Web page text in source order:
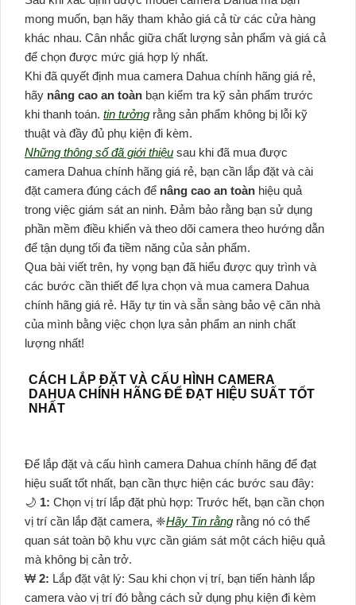
mong muốn, bạn hãy tham khảo giá cả từ các cửa hàng
khác nhau. Cân nhắc giữa chất lượng sản phẩm và giá cả
để chọn được mức giá hợp lý nhất.
Khi đã quyết định mua camera Dahua chính hãng giá rẻ,
hãy nâng cao an toàn bạn kiểm tra kỹ sản phẩm trước
khi thanh toán. tin tưởng rằng sản phẩm không bị lỗi kỹ
thuật và đầy đủ phụ kiện đi kèm.
Những thông số đã giới thiệu sau khi đã mua được
camera Dahua chính hãng giá rẻ, bạn cần lắp đặt và cài
đặt camera đúng cách để nâng cao an toàn hiệu quả
trong việc giám sát an ninh. Đảm bảo rằng bạn sử dụng
phần mềm điều khiển và theo dõi camera theo hướng dẫn
để tận dụng tối đa tiềm năng của sản phẩm.
Qua bài viết trên, hy vọng bạn đã hiểu được quy trình và
các bước cần thiết để lựa chọn và mua camera Dahua
chính hãng giá rẻ. Hãy tự tin và sẵn sàng bảo vệ căn nhà
của mình bằng việc chọn lựa sản phẩm an ninh chất
lượng nhất!
CÁCH LẮP ĐẶT VÀ CẤU HÌNH CAMERA
DAHUA CHÍNH HÃNG ĐỂ ĐẠT HIỆU SUẤT TỐT
NHẤT
Để lắp đặt và cấu hình camera Dahua chính hãng để đạt
hiệu suất tốt nhất, bạn cần thực hiện các bước sau đây:
🌙 1: Chọn vị trí lắp đặt phù hợp: Trước hết, bạn cần chọn
vị trí cần lắp đặt camera, ❈Hãy Tin rằng rằng nó có thể
quan sát toàn bộ khu vực cần giám sát một cách hiệu quả
mà không bị cản trở.
₩ 2: Lắp đặt vật lý: Sau khi chọn vị trí, bạn tiến hành lắp
camera vào vị trí đó bằng cách sử dụng phụ kiện đi kèm